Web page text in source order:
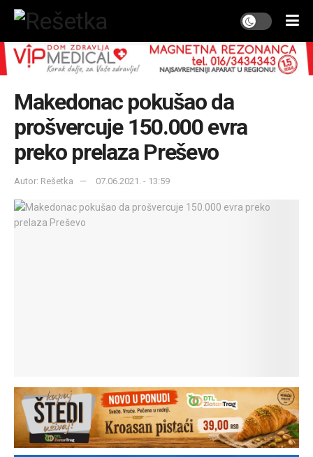
Makedonac pokušao da
prošvercuje 150.000 evra
preko prelaza Preševo
Autor: Rešetka 07.06.2021. - 13:59